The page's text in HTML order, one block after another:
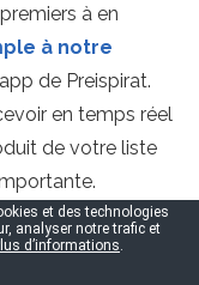
à en
à notre
de Preispirat.
en temps réel
de votre liste
même le jour
d’attente
et des technologies
analyser notre trafic et
d’informations.